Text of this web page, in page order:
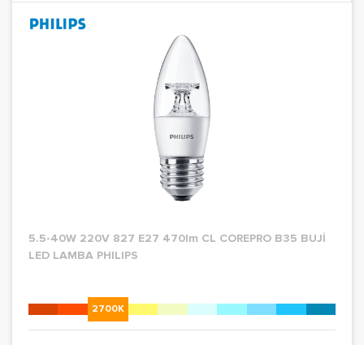
5.5-40W 220V 827 E27 470lm CL COREPRO B35 BUJİ
LED LAMBA PHILIPS
2700K